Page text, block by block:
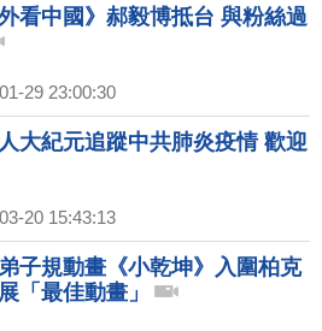
外看中國》郝毅博抵台 與粉絲過
29 23:00:30
大紀元追蹤中共肺炎疫情 歡迎
20 15:43:13
子規動畫《小乾坤》入圍柏克
「最佳動畫」